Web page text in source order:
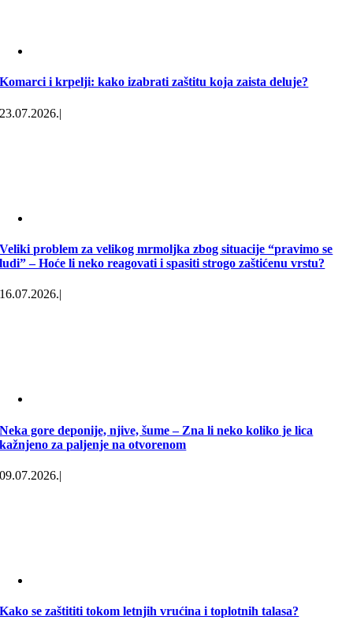
Komarci i krpelji: kako izabrati zaštitu koja zaista deluje?
23.07.2026.|
Veliki problem za velikog mrmoljka zbog situacije “pravimo se
ludi” – Hoće li neko reagovati i spasiti strogo zaštićenu vrstu?
16.07.2026.|
Neka gore deponije, njive, šume – Zna li neko koliko je lica
kažnjeno za paljenje na otvorenom
09.07.2026.|
Kako se zaštititi tokom letnjih vrućina i toplotnih talasa?